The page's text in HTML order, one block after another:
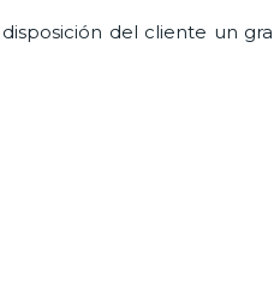
del cliente un